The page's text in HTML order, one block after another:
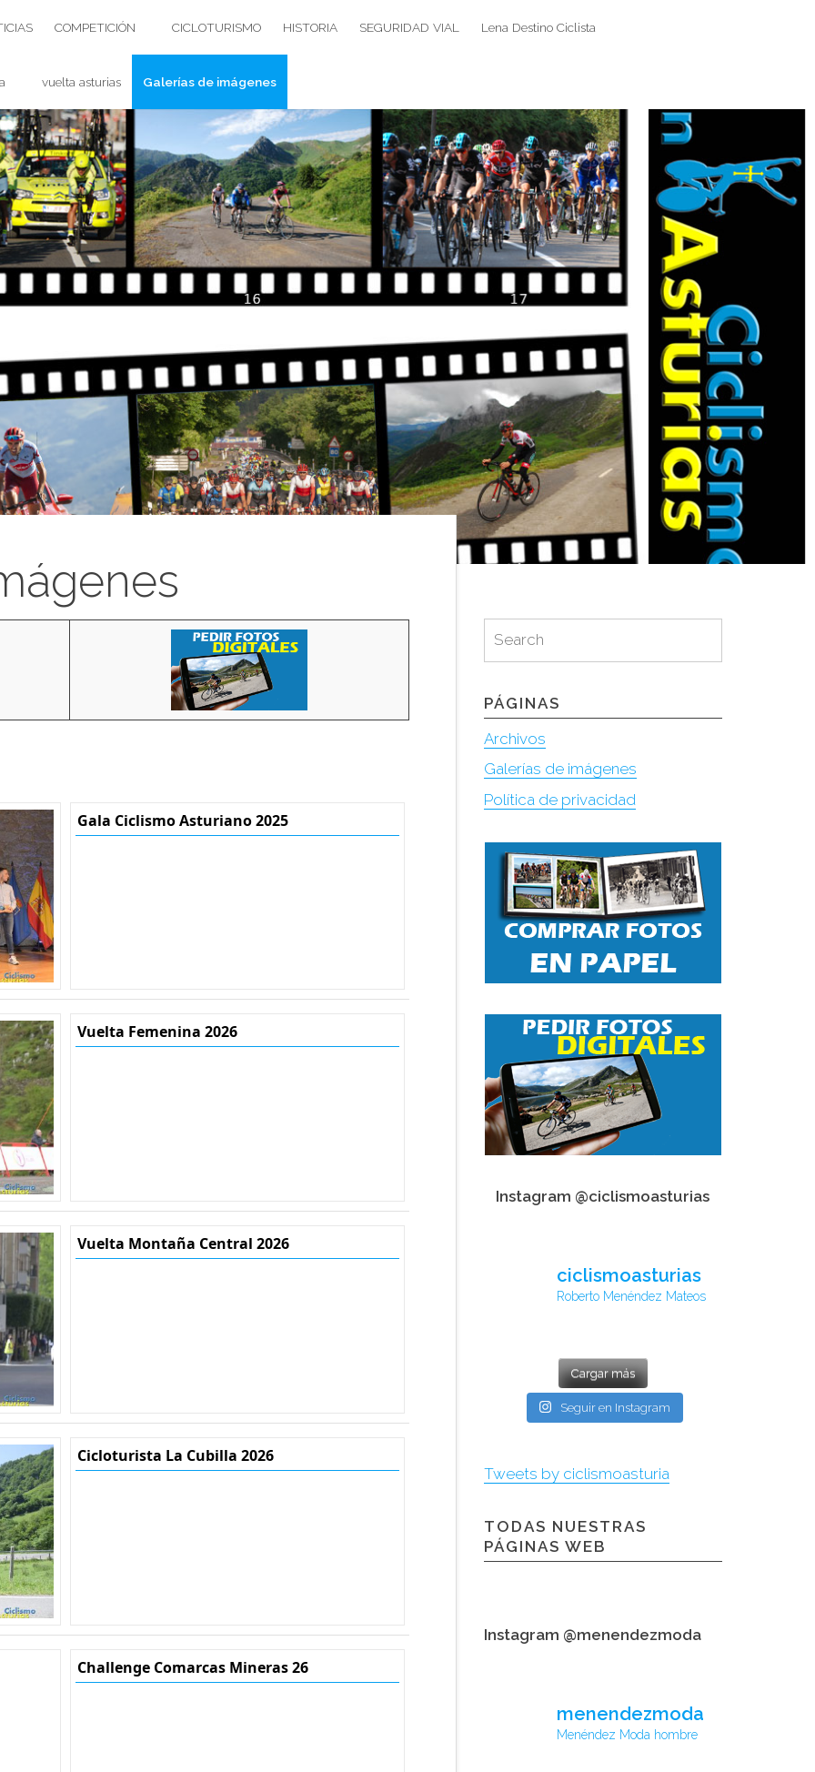
COMPETICIÓN CICLOTURISMO HISTORIA SEGURIDAD VIAL Lena Destino Ciclista
vuelta asturias Galerías de imágenes
Gala Ciclismo Asturiano 2025
Vuelta Femenina 2026
Vuelta Montaña Central 2026
Cicloturista La Cubilla 2026
Challenge Comarcas Mineras 26
for:
Search
PÁGINAS
Archivos
Galerías de imágenes
Política de privacidad
Instagram @ciclismoasturias
ciclismoasturias
Roberto Menéndez Mateos
Cargar más
Seguir en Instagram
Tweets by ciclismoasturia
TODAS NUESTRAS
PÁGINAS WEB
Instagram @menendezmoda
menendezmoda
Menéndez Moda hombre